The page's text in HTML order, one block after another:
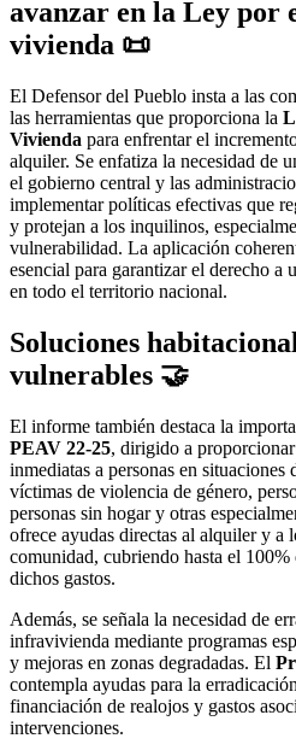
avanzar en la Ley por
vivienda 📜
El Defensor del Pueblo insta a las
las herramientas que proporciona la
Vivienda para enfrentar el
alquiler. Se enfatiza la necesidad de
el gobierno central y las
implementar políticas efectivas que
y protejan a los inquilinos,
vulnerabilidad. La aplicación
esencial para garantizar el derecho a
en todo el territorio nacional.
Soluciones
vulnerables 🤝
El informe también destaca la
PEAV 22-25, dirigido a
inmediatas a personas en
víctimas de violencia de género,
personas sin hogar y otras
ofrece ayudas directas al alquiler y a
comunidad, cubriendo hasta el
dichos gastos.
Además, se señala la necesidad de
infravivienda mediante programas
y mejoras en zonas degradadas. El
contempla ayudas para la
financiación de realojos y gastos
intervenciones.